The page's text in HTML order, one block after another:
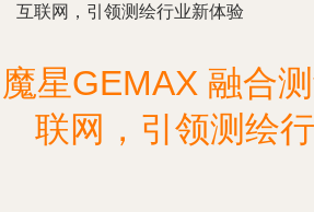
互联网，引领测绘行业新体验
魔星GEMAX 融合
联网，引领测绘